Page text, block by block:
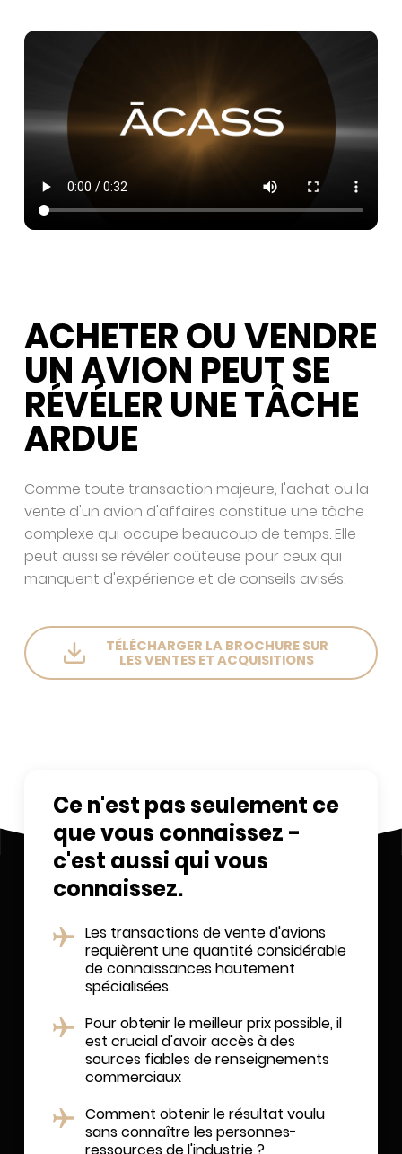
ACHETER OU VENDRE
UN AVION PEUT SE
RÉVÉLER UNE TÂCHE
ARDUE
Comme toute transaction majeure, l'achat ou la
vente d'un avion d'affaires constitue une tâche
complexe qui occupe beaucoup de temps. Elle
peut aussi se révéler coûteuse pour ceux qui
manquent d'expérience et de conseils avisés.
TÉLÉCHARGER LA BROCHURE SUR
LES VENTES ET ACQUISITIONS
Ce n'est pas seulement ce
que vous connaissez -
c'est aussi qui vous
connaissez.
Les transactions de vente d'avions
requièrent une quantité considérable
de connaissances hautement
spécialisées.
Pour obtenir le meilleur prix possible, il
est crucial d'avoir accès à des
sources fiables de renseignements
commerciaux
Comment obtenir le résultat voulu
sans connaître les personnes-